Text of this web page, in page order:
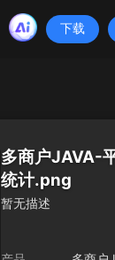
下载
多商户JAVA-
统计.png
暂无描述